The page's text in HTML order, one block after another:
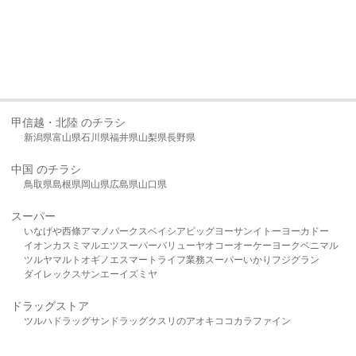
甲信越・北陸 のチラシ
新潟県富山県石川県福井県山梨県長野県
中国 のチラシ
鳥取県島根県岡山県広島県山口県
スーパー
いなげや西條アマノパークスベイシア ビッグヨーサンイトーヨーカドー
イオンカスミ マルエツスーパーバリューヤオコーオーケー ヨークベニマル
ツルヤマルト オギノ エスマート ライフ業務スーパーいかり フジグラン
ダイレックスサンエーイズミヤ
ドラッグストア
ツルハドラッグサンドラッグクスリのアオキ ココカラファイン